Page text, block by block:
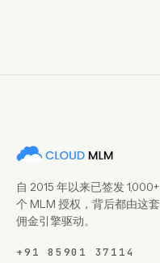
自 2015 年以来已签发 1,000+
个 MLM 授权，背后都由这套
佣金引擎驱动。
+91 85901 37114